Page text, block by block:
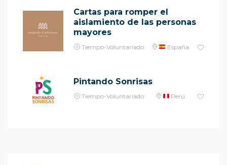
Cartas para romper el
aislamiento de las personas
mayores
Tiempo-Voluntariado España
Pintando Sonrisas
Tiempo-Voluntariado Perú